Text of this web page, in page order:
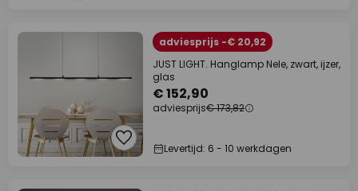
adviesprijs -€ 20,92
JUST LIGHT. Hanglamp Nele, zwart, ijzer,
glas
€ 152,90
adviesprijs€ 173,82
Levertijd: 6 - 10 werkdagen